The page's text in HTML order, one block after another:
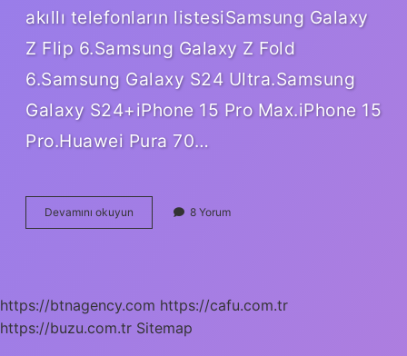
akıllı telefonların listesiSamsung Galaxy
Z Flip 6.Samsung Galaxy Z Fold
6.Samsung Galaxy S24 Ultra.Samsung
Galaxy S24+iPhone 15 Pro Max.iPhone 15
Pro.Huawei Pura 70…
Devamını okuyun
Iyi
8 Yorum
https://btnagency.com https://cafu.com.tr
https://buzu.com.tr Sitemap